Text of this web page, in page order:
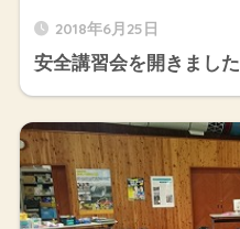
2018年6月25日
安全講習会を開きました